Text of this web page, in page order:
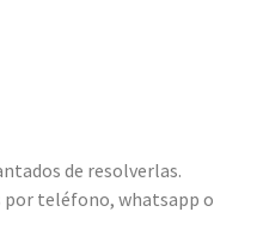
de resolverlas.
teléfono, whatsapp o